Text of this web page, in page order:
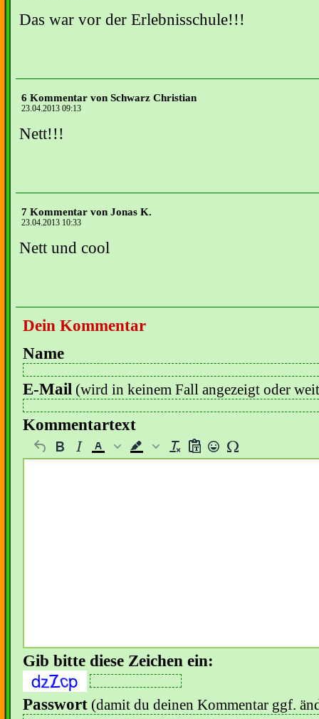
Das war vor der Erlebnisschule!!!
6 Kommentar von Schwarz Christian
23.04.2013 09:13
Nett!!!
7 Kommentar von Jonas K.
23.04.2013 10:33
Nett und cool
Dein Kommentar
Name
E-Mail (wird in keinem Fall angezeigt oder
Kommentartext
Gib bitte diese Zeichen ein:
Passwort (damit du deinen Kommentar ggf.